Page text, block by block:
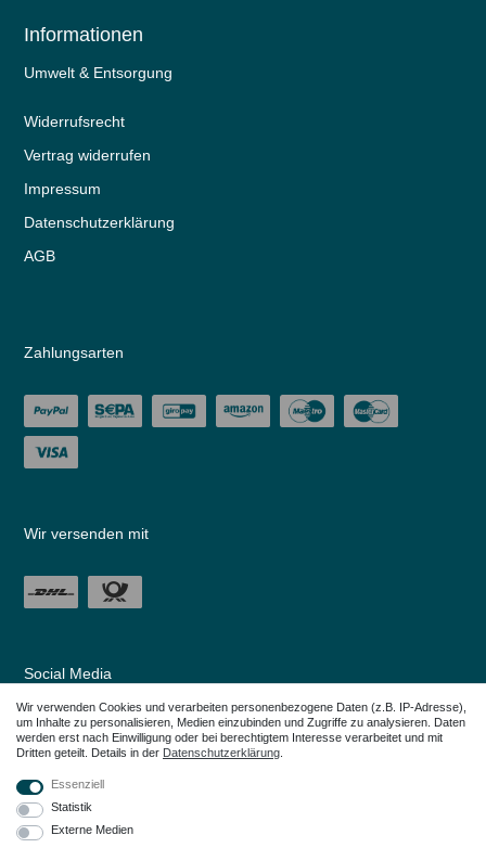
Informationen
Umwelt & Entsorgung
Widerrufs­recht
Vertrag widerrufen
Impressum
Daten­schutz­erklärung
AGB
Zahlungsarten
Wir versenden mit
Social Media
Wir verwenden Cookies und verarbeiten personenbezogene Daten (z.B. IP-Adresse),
um Inhalte zu personalisieren, Medien einzubinden und Zugriffe zu analysieren. Daten
werden erst nach Einwilligung oder bei berechtigtem Interesse verarbeitet und mit
Dritten geteilt. Details in der Daten­schutz­erklärung
Essenziell
Statistik
Externe Medien